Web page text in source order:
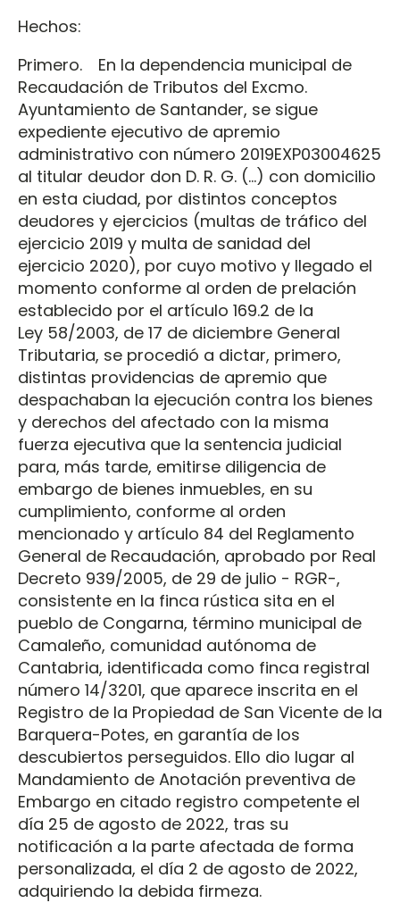
Hechos:
Primero. En la dependencia municipal de
Recaudación de Tributos del Excmo.
Ayuntamiento de Santander, se sigue
expediente ejecutivo de apremio
administrativo con número 2019EXP03004625
al titular deudor don D. R. G. (…) con domicilio
en esta ciudad, por distintos conceptos
deudores y ejercicios (multas de tráfico del
ejercicio 2019 y multa de sanidad del
ejercicio 2020), por cuyo motivo y llegado el
momento conforme al orden de prelación
establecido por el artículo 169.2 de la
Ley 58/2003, de 17 de diciembre General
Tributaria, se procedió a dictar, primero,
distintas providencias de apremio que
despachaban la ejecución contra los bienes
y derechos del afectado con la misma
fuerza ejecutiva que la sentencia judicial
para, más tarde, emitirse diligencia de
embargo de bienes inmuebles, en su
cumplimiento, conforme al orden
mencionado y artículo 84 del Reglamento
General de Recaudación, aprobado por Real
Decreto 939/2005, de 29 de julio - RGR-,
consistente en la finca rústica sita en el
pueblo de Congarna, término municipal de
Camaleño, comunidad autónoma de
Cantabria, identificada como finca registral
número 14/3201, que aparece inscrita en el
Registro de la Propiedad de San Vicente de la
Barquera-Potes, en garantía de los
descubiertos perseguidos. Ello dio lugar al
Mandamiento de Anotación preventiva de
Embargo en citado registro competente el
día 25 de agosto de 2022, tras su
notificación a la parte afectada de forma
personalizada, el día 2 de agosto de 2022,
adquiriendo la debida firmeza.